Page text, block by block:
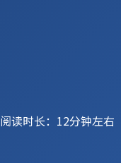
阅读时长：12分钟左右